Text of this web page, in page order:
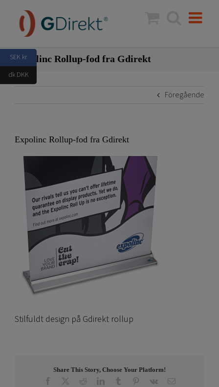
innehållet
Expolinc Rollup-fod fra Gdirekt
Föregående
Expolinc Rollup-fod fra Gdirekt
Stilfuldt design på Gdirekt rollup
Share This Story, Choose Your Platform!
Facebook RedditLinkedInTumblr Pinterest
Vk E-
SEK kr
dk DKK